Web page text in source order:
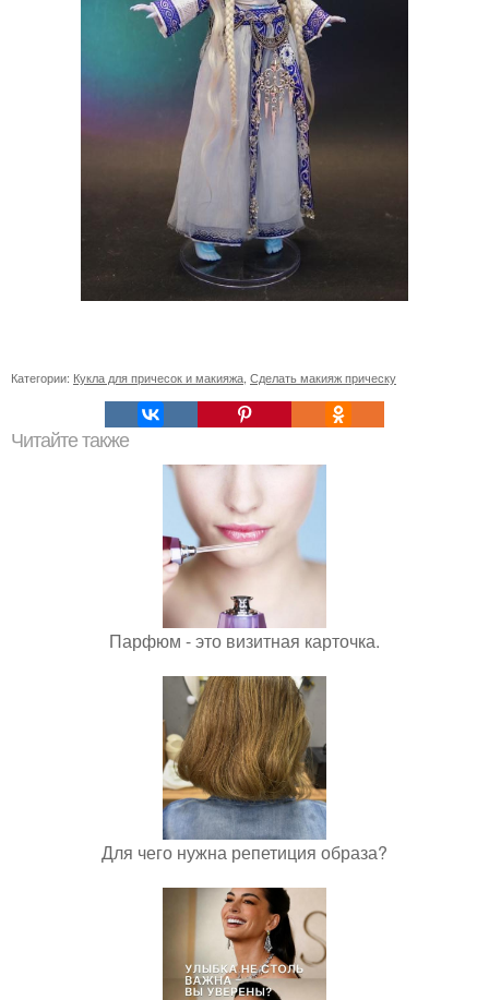
Категории: Кукла для причесок и макияжа Сделать макияж прическу
Читайте также
Парфюм - это визитная карточка.
Для чего нужна репетиция образа?